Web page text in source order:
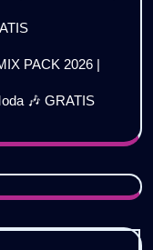
PACK 2026 |
🎶 GRATIS